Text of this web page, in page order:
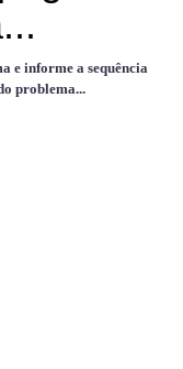
e informe a sequência
problema...